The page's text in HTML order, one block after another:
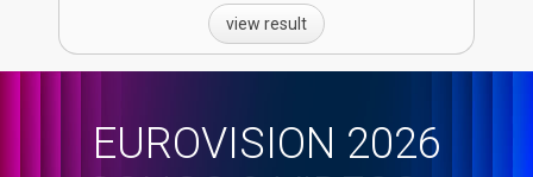
view result
EUROVISION 2026